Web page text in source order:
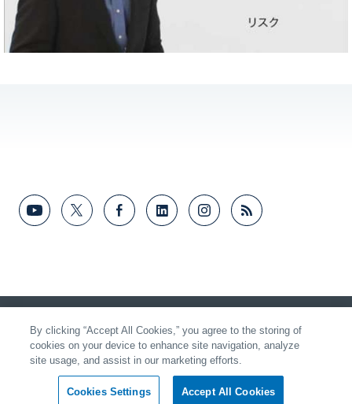
フィードバック
By clicking “Accept All Cookies,” you agree to the storing of
cookies on your device to enhance site navigation, analyze
site usage, and assist in our marketing efforts.
Cookies Settings Accept All Cookies